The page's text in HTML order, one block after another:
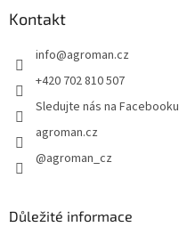
Kontakt
info@agroman.cz
+420 702 810 507
Sledujte nás na Facebooku
agroman.cz
@agroman_cz
Důležité informace